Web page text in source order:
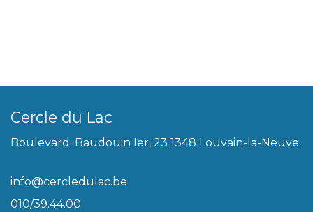
Cercle du Lac
Boulevard. Baudouin Ier, 23 1348 Louvain-la-Neuve
info@cercledulac.be
010/39.44.00